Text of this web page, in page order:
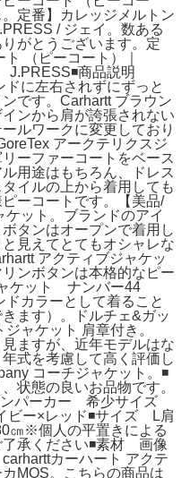
定番】カレッジメルトン
/ ジェイ。数ある
がとうございます。定
（ピーコート）｜
商品説明
に左右されずにずっと
です。Carhartt ブラウン
ンから肩が誇張されない
ルワークに変更しており
アークテリクスジ
ーファーコートをベース
用途はもちろん、ドレス
イルの上から着用しても
ーコートです。【美品/
ット。ブランドのアイ
タンはオープンで着用し
見えてとてもオシャレな
アクティブジャケッ
ンボタンは本格的なピー
ケット ナンバー44
ドカラーとして着ること
ます）。ドルチェ&ガッ
ャケット 肩章付き。
ますが、近年モデルはな
式を考慮して高く評価し
コーチジャケット。◾️
状態の良いお品物です。
ンパーカー 希少サイズ
ビー×レッド◾️サイズ L肩
㎝※個人の平置きによる
承ください◾️素材 画像
カーハート アクテ
MOS。こちらの商品は